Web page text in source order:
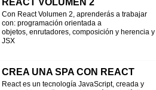
REACT VOLUMEN 2
Con React Volumen 2, aprenderás a trabajar
con: programación orientada a
objetos, enrutadores, composición y herencia y
JSX
CREA UNA SPA CON REACT
React es un tecnología JavaScript, creada y